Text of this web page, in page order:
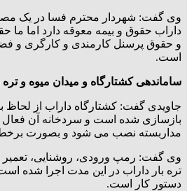
وی گفت: شهردار محترم فسا در یک
داراب حقوق و بیمه معوقه دارد اما ما
و حقوق پرسنل کارمندی و کارگری و
است.
ساماندهی کشتارگاه و میدان میوه و تره
جاویدی گفت: کشتارگاه داراب از لحاظ
بازسازی شده است و سردخانه آن
مداربسته نصب می شود و بصورت
وی گفت: رمپ ورودی، روشنایی،
تره بار داراب در این مدت اجرا شده
دستور کار است.